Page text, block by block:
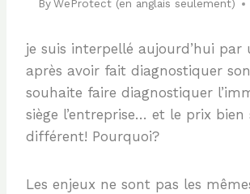
ByWeProtect (en anglais seulement)
je suis interpellé aujourd’hui
après avoir fait diagnostiquer
souhaite faire diagnostiquer
siège l’entreprise… et le prix bien
différent! Pourquoi?
Les enjeux ne sont pas les